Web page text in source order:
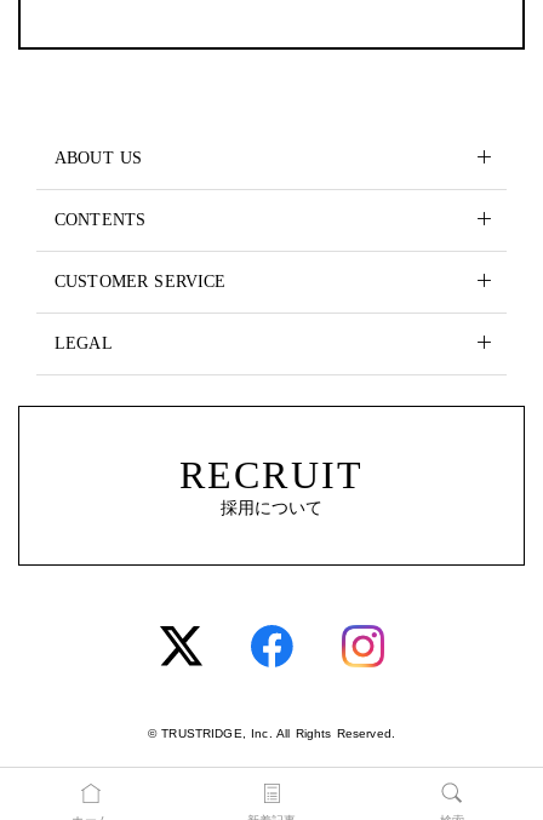
ABOUT US
CONTENTS
CUSTOMER SERVICE
LEGAL
RECRUIT
採用について
© TRUSTRIDGE, Inc. All Rights Reserved.